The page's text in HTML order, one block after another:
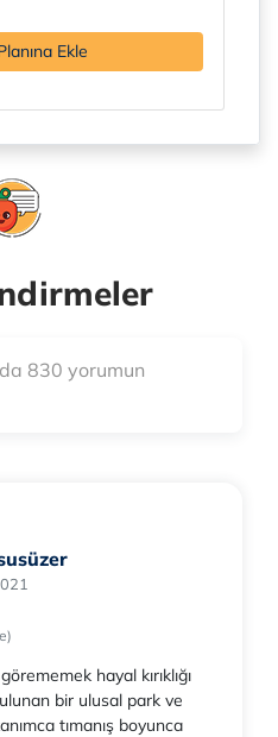
Ekle
830 yorumun
hayal kırıklığı
bir ulusal park ve
tımanış boyunca